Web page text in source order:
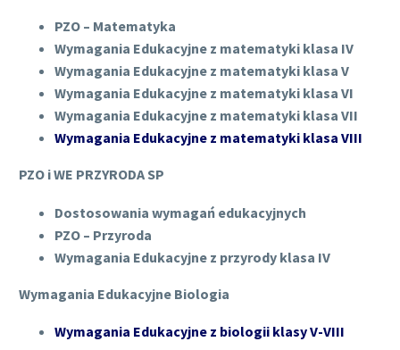
PZO – Matematyka
Wymagania Edukacyjne z matematyki klasa IV
Wymagania Edukacyjne z matematyki klasa V
Wymagania Edukacyjne z matematyki klasa VI
Wymagania Edukacyjne z matematyki klasa VII
Wymagania Edukacyjne z matematyki klasa VIII
PZO i WE PRZYRODA SP
Dostosowania wymagań edukacyjnych
PZO – Przyroda
Wymagania Edukacyjne z przyrody klasa IV
Wymagania Edukacyjne Biologia
Wymagania Edukacyjne z biologii klasy V-VIII